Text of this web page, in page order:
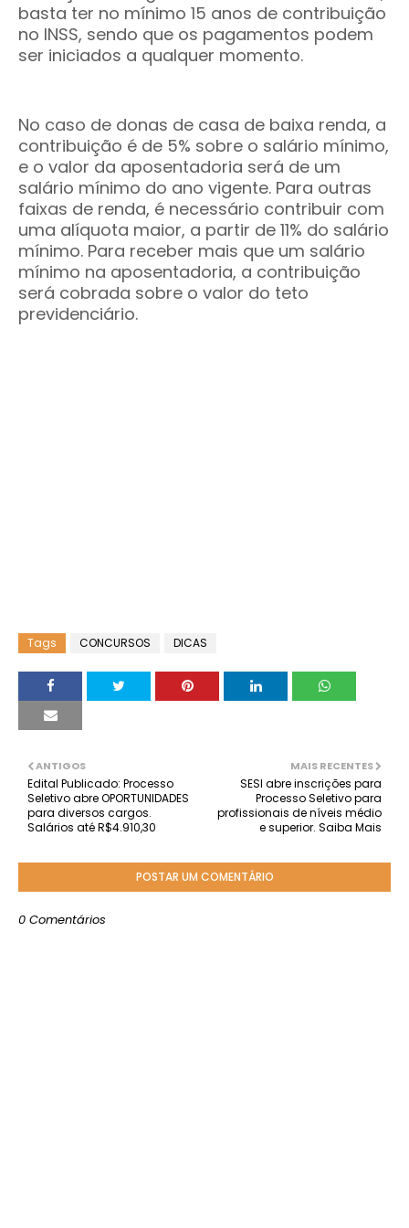
basta ter no mínimo 15 anos de contribuição
no INSS, sendo que os pagamentos podem
ser iniciados a qualquer momento.
No caso de donas de casa de baixa renda, a
contribuição é de 5% sobre o salário mínimo,
e o valor da aposentadoria será de um
salário mínimo do ano vigente. Para outras
faixas de renda, é necessário contribuir com
uma alíquota maior, a partir de 11% do salário
mínimo. Para receber mais que um salário
mínimo na aposentadoria, a contribuição
será cobrada sobre o valor do teto
previdenciário.
Tags CONCURSOS DICAS
MAIS RECENTES
SESI abre inscrições para
Processo Seletivo para
profissionais de níveis médio
e superior. Saiba Mais
ANTIGOS
Edital Publicado: Processo
Seletivo abre OPORTUNIDADES
para diversos cargos.
Salários até R$4.910,30
POSTAR UM COMENTÁRIO
0 Comentários